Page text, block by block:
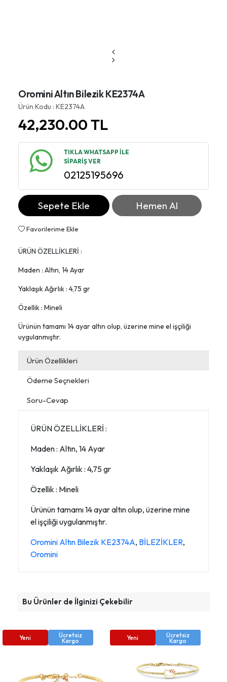
Oromini Altın Bilezik KE2374A
Ürün Kodu : KE2374A
42,230.00TL
TIKLA WHATSAPP İLE
SİPARİŞ VER
02125195696
Sepete Ekle Hemen Al
Favorilerime Ekle
ÜRÜN ÖZELLİKLERİ :
Maden : Altın, 14 Ayar
Yaklaşık Ağırlık : 4,75 gr
Özellik : Mineli
Ürünün tamamı 14 ayar altın olup, üzerine mine el işçiliği
uygulanmıştır.
Ürün Özellikleri
Ödeme Seçnekleri
Soru-Cevap
ÜRÜN ÖZELLİKLERİ :
Maden : Altın, 14 Ayar
Yaklaşık Ağırlık : 4,75 gr
Özellik : Mineli
Ürünün tamamı 14 ayar altın olup, üzerine mine
el işçiliği uygulanmıştır.
Oromini Altın Bilezik KE2374A, BİLEZİKLER,
Oromini
Bu Ürünler de İlginizi Çekebilir
Yeni Ücretsiz
Kargo Yeni Ücretsiz
Kargo